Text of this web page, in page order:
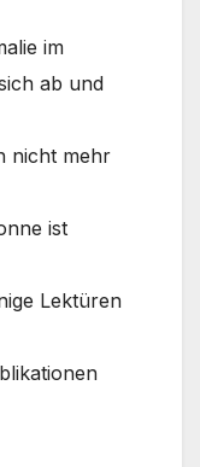
im
ab und
nicht mehr
ist
Lektüren